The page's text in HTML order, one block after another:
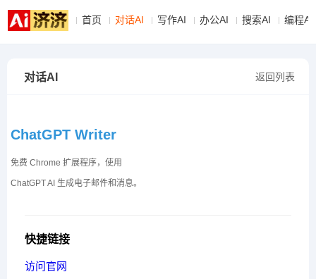
首页 对话AI 写作AI 办公AI 搜索AI 编程AI
返回列表
对话AI
ChatGPT Writer
免费 Chrome 扩展程序，使用
ChatGPT AI 生成电子邮件和消息。
快捷链接
访问官网